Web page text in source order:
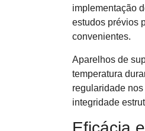
implementação
estudos prévios
convenientes.
Aparelhos de
temperatura
regularidade
integridade